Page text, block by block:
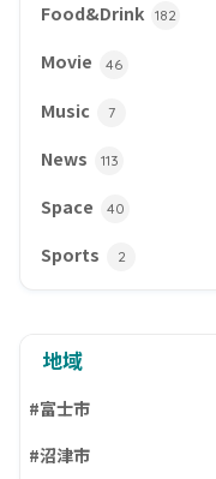
Food&Drink 182
Movie 46
Music 7
News 113
Space 40
Sports 2
地域
#富士市
#沼津市